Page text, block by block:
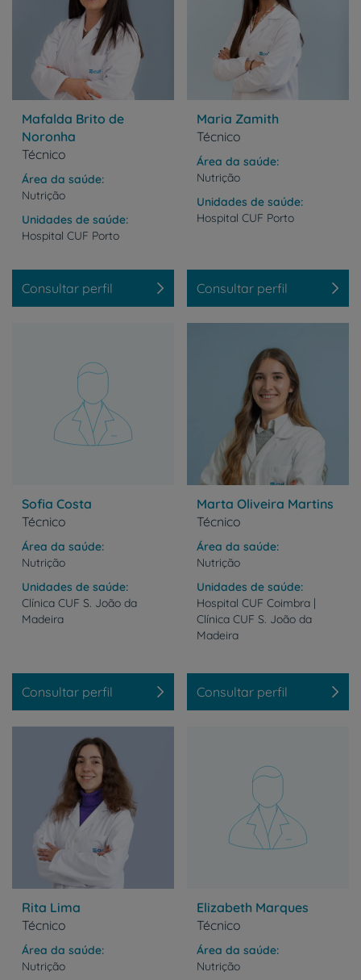
Mafalda Brito de
Noronha
Técnico
Área da saúde
Nutrição
Unidades de saúde
Hospital CUF Porto
Consultar perfil
Maria Zamith
Técnico
Área da saúde
Nutrição
Unidades de saúde
Hospital CUF Porto
Consultar perfil
Sofia Costa
Técnico
Área da saúde
Nutrição
Unidades de saúde
Clínica CUF S. João da
Madeira
Consultar perfil
Marta Oliveira Martins
Técnico
Área da saúde
Nutrição
Unidades de saúde
Hospital CUF Coimbra |
Clínica CUF S. João da
Madeira
Consultar perfil
Rita Lima
Técnico
Área da saúde
Nutrição
Elizabeth Marques
Técnico
Área da saúde
Nutrição